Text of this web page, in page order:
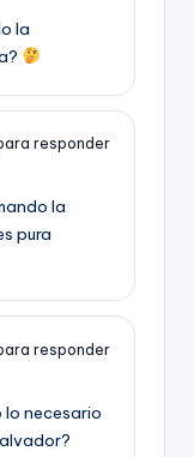
la
responder
la
pura
responder
lo necesario